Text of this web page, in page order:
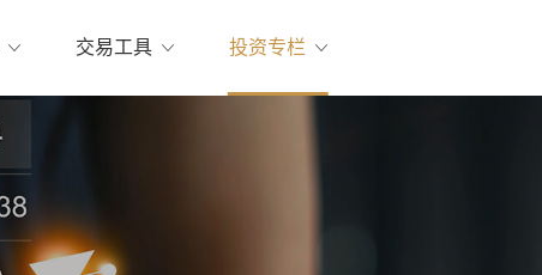
交易工具 投资专栏